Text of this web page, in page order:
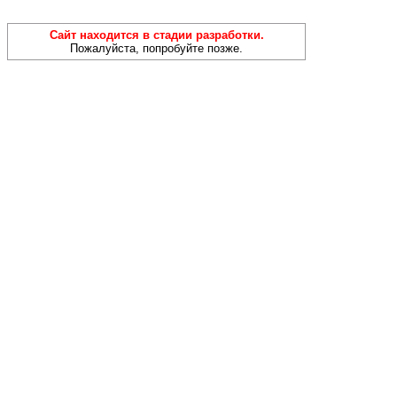
Сайт находится в стадии разработки.
Пожалуйста, попробуйте позже.